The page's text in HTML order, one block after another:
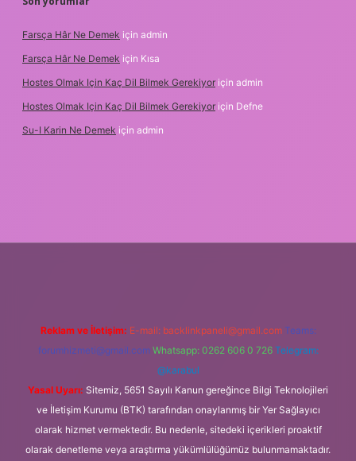
Farsça Hâr Ne Demek için admin
Farsça Hâr Ne Demek için Kısa
Hostes Olmak Için Kaç Dil Bilmek Gerekiyor için admin
Hostes Olmak Için Kaç Dil Bilmek Gerekiyor için Defne
Su-I Karin Ne Demek için admin
Reklam ve İletişim: E-mail: backlinkpaneli@gmail.com Teams:
forumhizmeti@gmail.com Whatsapp: 0262 606 0 726 Telegram:
@karabul
Yasal Uyarı: Sitemiz, 5651 Sayılı Kanun gereğince Bilgi Teknolojileri
ve İletişim Kurumu (BTK) tarafından onaylanmış bir Yer Sağlayıcı
olarak hizmet vermektedir. Bu nedenle, sitedeki içerikleri proaktif
olarak denetleme veya araştırma yükümlülüğümüz bulunmamaktadır.